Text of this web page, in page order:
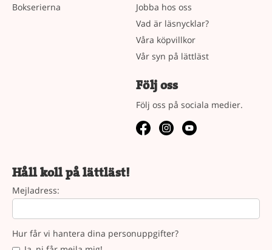
Bokserierna
Jobba hos oss
Vad är läsnycklar?
Våra köpvillkor
Vår syn på lättläst
Följ oss
Följ oss på sociala medier.
Håll koll på lättläst!
Mejladress:
Hur får vi hantera dina personuppgifter?